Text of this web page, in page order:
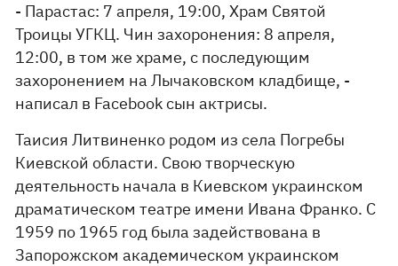
- Парастас: 7 апреля, 19:00, Храм Святой
Троицы УГКЦ. Чин захоронения: 8 апреля,
12:00, в том же храме, с последующим
захоронением на Лычаковском кладбище, -
написал в Facebook сын актрисы.
Таисия Литвиненко родом из села Погребы
Киевской области. Свою творческую
деятельность начала в Киевском украинском
драматическом театре имени Ивана Франко. С
1959 по 1965 год была задействована в
Запорожском академическом украинском